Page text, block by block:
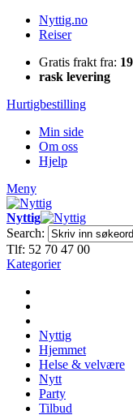
Nyttig.no
Reiser
Gratis frakt fra:
rask levering
Hurtigbestilling
Min side
Om oss
Hjelp
Meny
Nyttig
Search:
Tlf: 52 70 47 00
Kategorier
Nyttig
Hjemmet
Helse & velvære
Nytt
Party
Tilbud